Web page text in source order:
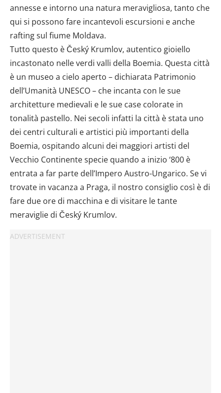
annesse e intorno una natura meravigliosa, tanto che
qui si possono fare incantevoli escursioni e anche
rafting sul fiume Moldava.
Tutto questo è Český Krumlov, autentico gioiello
incastonato nelle verdi valli della Boemia. Questa città
è un museo a cielo aperto – dichiarata Patrimonio
dell’Umanità UNESCO – che incanta con le sue
architetture medievali e le sue case colorate in
tonalità pastello. Nei secoli infatti la città è stata uno
dei centri culturali e artistici più importanti della
Boemia, ospitando alcuni dei maggiori artisti del
Vecchio Continente specie quando a inizio ‘800 è
entrata a far parte dell’Impero Austro-Ungarico. Se vi
trovate in vacanza a Praga, il nostro consiglio così è di
fare due ore di macchina e di visitare le tante
meraviglie di Český Krumlov.